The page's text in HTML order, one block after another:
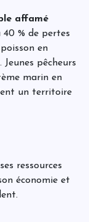
affamé
40 % de pertes
en
pêcheurs
marin en
un territoire
ressources
économie et